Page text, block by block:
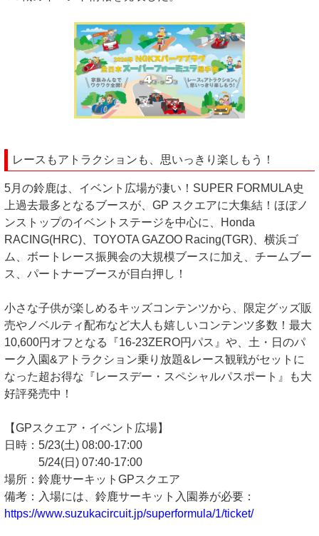
レースもアトラクションも、思いっきり楽しもう！
5⽉の鈴⿅は、イベント広場が凄い！SUPER FORMULA史
上過去最多となるブースが、GP スクエアに⼤集結！ほぼノ
ンストップのイベントステージを中⼼に、Honda
RACING(HRC)、TOYOTA GAZOO Racing(TGR)、横浜ゴ
ム、ボートレース振興会の⼤規模ブースに加え、チームブー
ス、パートナーブースが⽬⽩押し！
⼩さな子供が楽しめるキッズコンテンツから、限定グッズ販
売やノベルティ配布など⼤⼈も嬉しいコンテンツ多数！最⼤
10,600円オフとなる『16-23ZERO円パス』や、⼟・⽇のパ
ーク⼊園&アトラクション乗り放題&レース観戦がセットに
なった超お得な『レースデー・スペシャルパスポート』も⼤
好評発売中！
【GPスクエア・イベント広場】
⽇時：5/23(⼟) 08:00-17:00
5/24(⽇) 07:40-17:00
場所：鈴⿅サーキットGPスクエア
備考：⼊場には、鈴⿅サーキット⼊園券が必要：
https://www.suzukacircuit.jp/superformula/1/ticket/